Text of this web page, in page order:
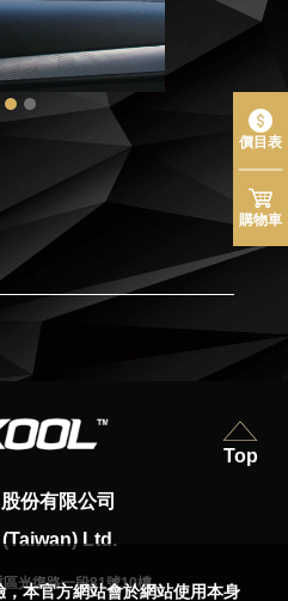
份有限公司
Ltd.
區光復路一段81號10樓
Top
價目表
購物車
本官方網站會於網站使用本身